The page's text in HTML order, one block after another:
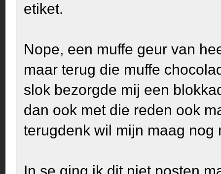
etiket.
Nope, een muffe geur van
maar terug die muffe
slok bezorgde mij een
dan ook met die reden ook
terugdenk wil mijn maag nog